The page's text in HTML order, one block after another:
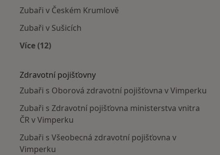
Zubaři v Českém Krumlově
Zubaři v Sušicích
Více (12)
Zdravotní pojišťovny
Zubaři s Oborová zdravotní pojišťovna v Vimperku
Zubaři s Zdravotní pojišťovna ministerstva vnitra
ČR v Vimperku
Zubaři s Všeobecná zdravotní pojišťovna v
Vimperku